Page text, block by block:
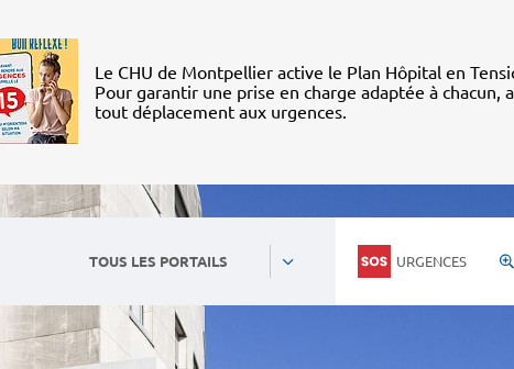
Le CHU de Montpellier active le Plan Hôpital en
Pour garantir une prise en charge adaptée à chacun,
tout déplacement aux urgences.
TOUS LES PORTAILS URGENCES